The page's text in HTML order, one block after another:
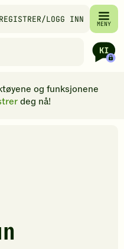
REGISTRER/LOGG INN MENY
og funksjonene
deg nå!